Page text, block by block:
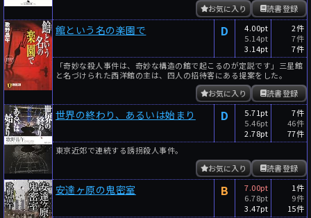
読書登録
お気に入り
館という名の楽園で D
4.00pt
5.14pt
3.14pt
2件
7件
7件
「奇妙な殺人事件は、奇妙な構造の館で起こるのが定説です」三星館
と名づけられた西洋館の主は、四人の招待客にある提案をした。
読書登録
お気に入り
世界の終わり、あるいは始まり D
5.71pt
5.46pt
2.78pt
7件
46件
77件
東京近郊で連続する誘拐殺人事件。
読書登録
お気に入り
安達ヶ原の鬼密室 B
7.00pt
6.78pt
3.47pt
1件
9件
15件